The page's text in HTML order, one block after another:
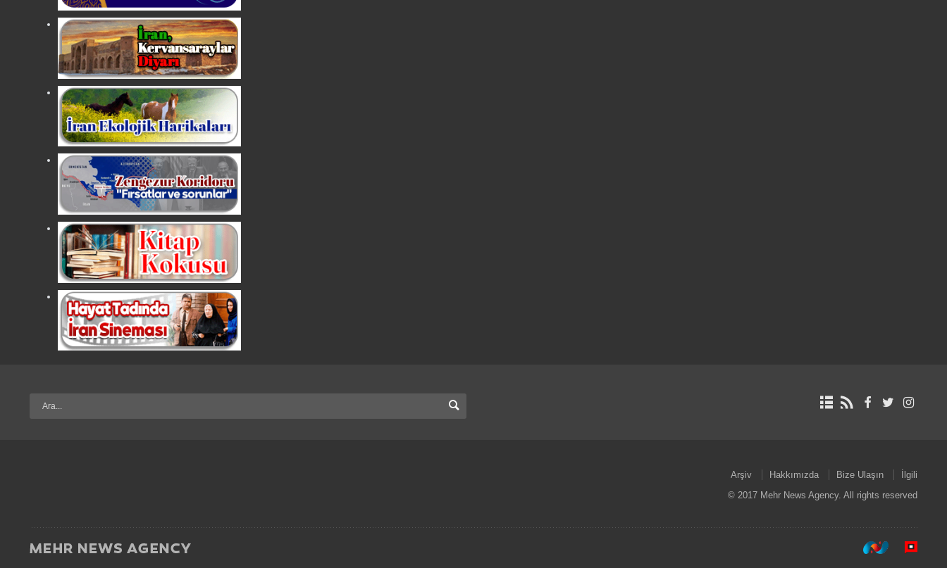
Arşiv Hakkımızda Bize Ulaşın
İlgili
© 2017 Mehr News Agency. All rights reserved